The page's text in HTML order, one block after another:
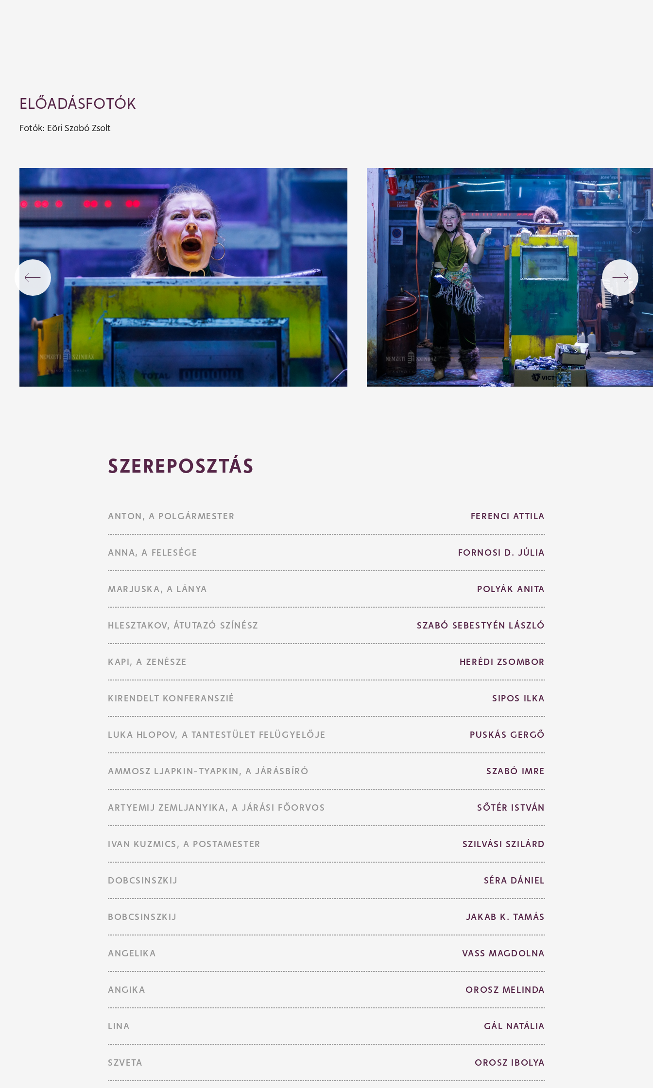
ELŐADÁSFOTÓK
Fotók: Eöri Szabó Zsolt
SZEREPOSZTÁS
ANTON, A POLGÁRMESTER FERENCI ATTILA
ANNA, A FELESÉGE FORNOSI D. JÚLIA
MARJUSKA, A LÁNYA POLYÁK ANITA
HLESZTAKOV, ÁTUTAZÓ SZÍNÉSZ SZABÓ SEBESTYÉN LÁSZLÓ
KAPI, A ZENÉSZE HERÉDI ZSOMBOR
KIRENDELT KONFERANSZIÉ SIPOS ILKA
LUKA HLOPOV, A TANTESTÜLET FELÜGYELŐJE PUSKÁS GERGŐ
AMMOSZ LJAPKIN-TYAPKIN, A JÁRÁSBÍRÓ SZABÓ IMRE
ARTYEMIJ ZEMLJANYIKA, A JÁRÁSI FŐORVOS SŐTÉR ISTVÁN
IVAN KUZMICS, A POSTAMESTER SZILVÁSI SZILÁRD
DOBCSINSZKIJ SÉRA DÁNIEL
BOBCSINSZKIJ JAKAB K. TAMÁS
ANGELIKA VASS MAGDOLNA
ANGIKA OROSZ MELINDA
LINA GÁL NATÁLIA
SZVETA OROSZ IBOLYA